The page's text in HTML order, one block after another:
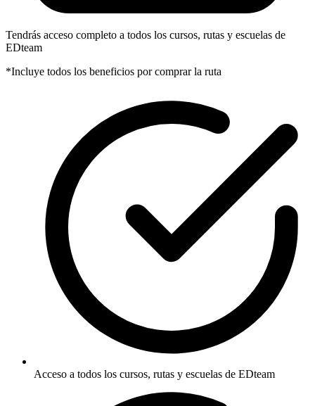
Tendrás acceso completo a todos los cursos, rutas y escuelas de
EDteam
*Incluye todos los beneficios por comprar la ruta
Acceso a todos los cursos, rutas y escuelas de EDteam